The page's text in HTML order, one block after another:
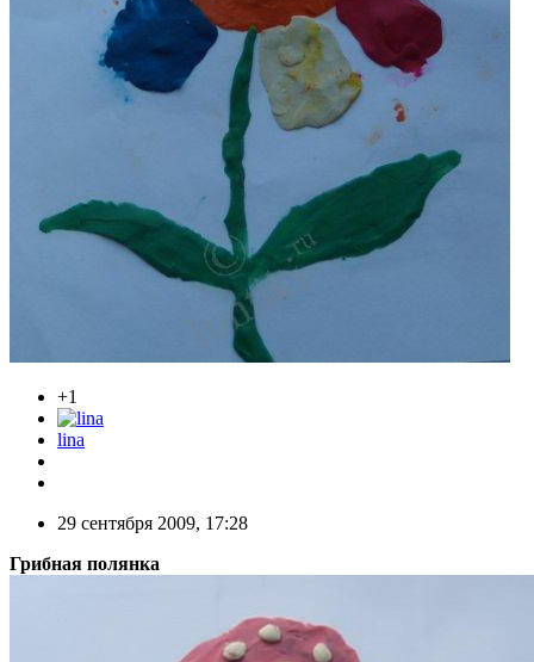
+1
lina
29 сентября 2009, 17:28
Грибная полянка